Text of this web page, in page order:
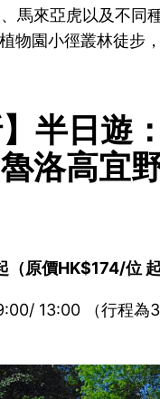
馬來亞虎以及不同
物園小徑叢林徒步
】半日遊
洛高宜
原價HK$174/位 起
13:00 （行程為3